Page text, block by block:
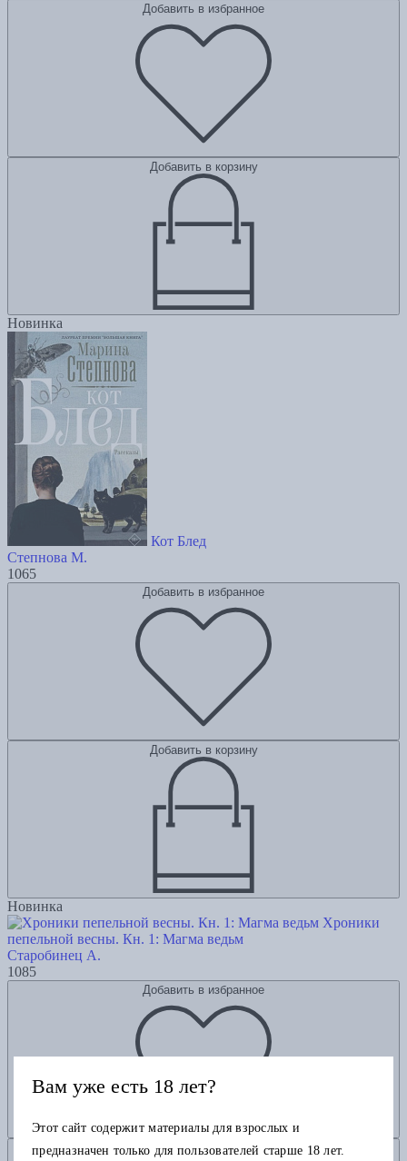
Добавить в избранное
Добавить в корзину
Новинка
Кот Блед
Степнова М.
1065
Добавить в избранное
Добавить в корзину
Новинка
Хроники
пепельной весны. Кн. 1: Магма ведьм
Старобинец А.
1085
Добавить в избранное
Добавить в корзину
Вам уже есть 18 лет?
Этот сайт содержит материалы для взрослых и
предназначен только для пользователей старше 18 лет.